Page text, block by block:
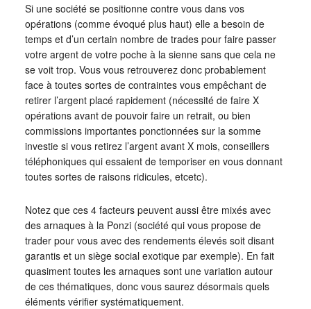
Si une société se positionne contre vous dans vos
opérations (comme évoqué plus haut) elle a besoin de
temps et d’un certain nombre de trades pour faire passer
votre argent de votre poche à la sienne sans que cela ne
se voit trop. Vous vous retrouverez donc probablement
face à toutes sortes de contraintes vous empêchant de
retirer l’argent placé rapidement (nécessité de faire X
opérations avant de pouvoir faire un retrait, ou bien
commissions importantes ponctionnées sur la somme
investie si vous retirez l’argent avant X mois, conseillers
téléphoniques qui essaient de temporiser en vous donnant
toutes sortes de raisons ridicules, etcetc).
Notez que ces 4 facteurs peuvent aussi être mixés avec
des arnaques à la Ponzi (société qui vous propose de
trader pour vous avec des rendements élevés soit disant
garantis et un siège social exotique par exemple). En fait
quasiment toutes les arnaques sont une variation autour
de ces thématiques, donc vous saurez désormais quels
éléments vérifier systématiquement.